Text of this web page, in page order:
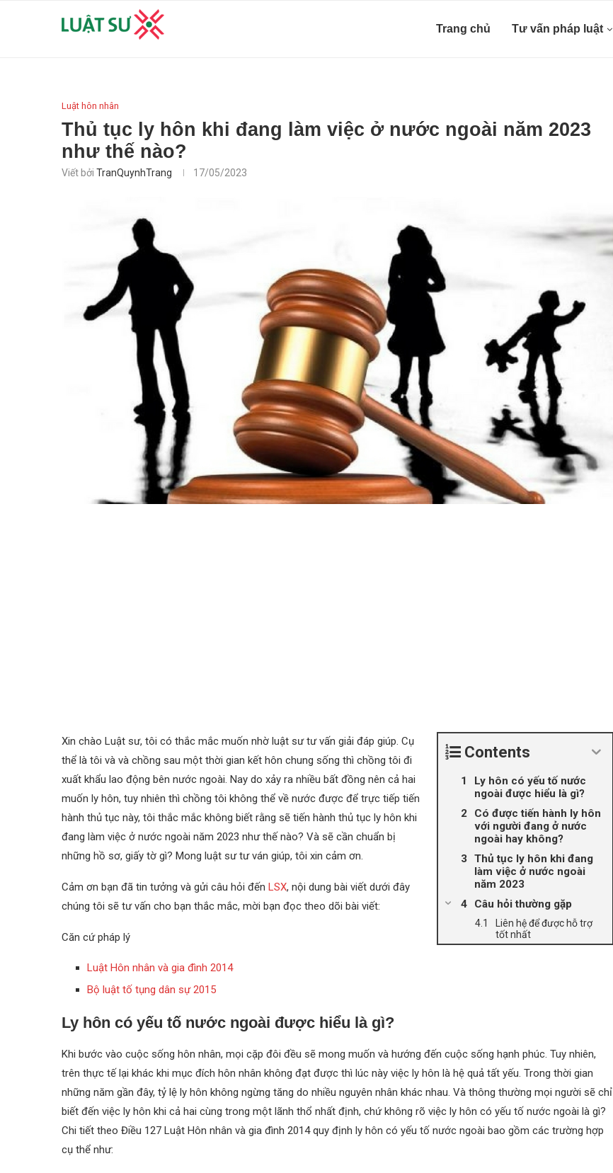
Trang chủ Tư vấn pháp luật
Luật hôn nhân
Thủ tục ly hôn khi đang làm việc ở nước ngoài năm 2023
như thế nào?
Viết bởi TranQuynhTrang 17/05/2023
Contents
Ly hôn có yếu tố nước
ngoài được hiểu là gì?
Có được tiến hành ly hôn
với người đang ở nước
ngoài hay không?
Thủ tục ly hôn khi đang
làm việc ở nước ngoài
năm 2023
Câu hỏi thường gặp
Liên hệ để được hỗ trợ
tốt nhất
Xin chào Luật sư, tôi có thắc mắc muốn nhờ luật sư tư vấn giải đáp giúp. Cụ
thể là tôi và và chồng sau một thời gian kết hôn chung sống thì chồng tôi đi
xuất khẩu lao động bên nước ngoài. Nay do xảy ra nhiều bất đồng nên cả hai
muốn ly hôn, tuy nhiên thì chồng tôi không thể về nước được để trực tiếp tiến
hành thủ tục này, tôi thắc mắc không biết rằng sẽ tiến hành thủ tục ly hôn khi
đang làm việc ở nước ngoài năm 2023 như thế nào? Và sẽ cần chuẩn bị
những hồ sơ, giấy tờ gì? Mong luật sư tư ván giúp, tôi xin cảm ơn.
Cảm ơn bạn đã tin tưởng và gửi câu hỏi đến LSX, nội dung bài viết dưới đây
chúng tôi sẽ tư vấn cho bạn thắc mắc, mời bạn đọc theo dõi bài viết:
Căn cứ pháp lý
Luật Hôn nhân và gia đình 2014
Bộ luật tố tụng dân sự 2015
Ly hôn có yếu tố nước ngoài được hiểu là gì?
Khi bước vào cuộc sống hôn nhân, mọi cặp đôi đều sẽ mong muốn và hướng đến cuộc sống hạnh phúc. Tuy nhiên,
trên thực tế lại khác khi mục đích hôn nhân không đạt được thì lúc này việc ly hôn là hệ quả tất yếu. Trong thời gian
những năm gần đây, tỷ lệ ly hôn không ngừng tăng do nhiều nguyên nhân khác nhau. Và thông thường mọi người sẽ chỉ
biết đến việc ly hôn khi cả hai cùng trong một lãnh thổ nhất định, chứ không rõ việc ly hôn có yếu tố nước ngoài là gì?
Chi tiết theo Điều 127 Luật Hôn nhân và gia đình 2014 quy định ly hôn có yếu tố nước ngoài bao gồm các trường hợp
cụ thể như: